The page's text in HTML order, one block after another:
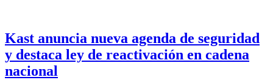
Kast anuncia nueva agenda de seguridad
y destaca ley de reactivación en cadena
nacional